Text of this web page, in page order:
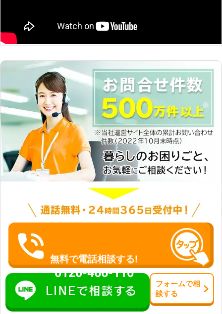
無料で電話相談する!
0120-466-110
フォームで相
談する